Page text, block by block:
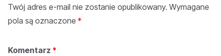
Twój adres e-mail nie zostanie opublikowany. Wymagane
pola są oznaczone *
Komentarz *